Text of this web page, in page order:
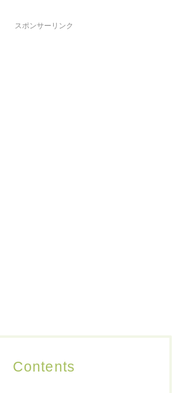
スポンサーリンク
Contents